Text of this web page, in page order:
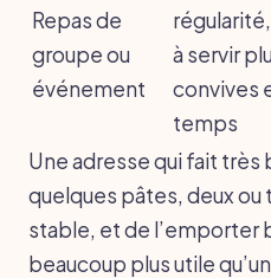
Repas de
groupe ou
événement
à servir
convives
temps
Une adresse qui fait très
quelques pâtes, deux ou
stable, et de l’emporter
beaucoup plus utile